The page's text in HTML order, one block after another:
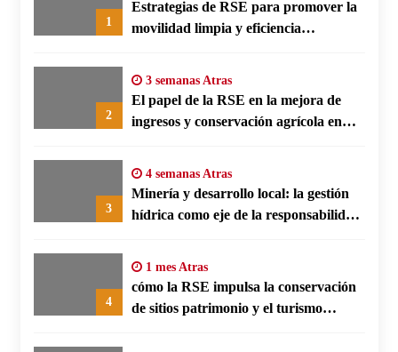
1
Estrategias de RSE para promover la
movilidad limpia y eficiencia
2
3 semanas Atras
El papel de la RSE en la mejora de
ingresos y conservación agrícola en
3
4 semanas Atras
Minería y desarrollo local: la gestión
hídrica como eje de la responsabilidad
4
1 mes Atras
cómo la RSE impulsa la conservación
de sitios patrimonio y el turismo